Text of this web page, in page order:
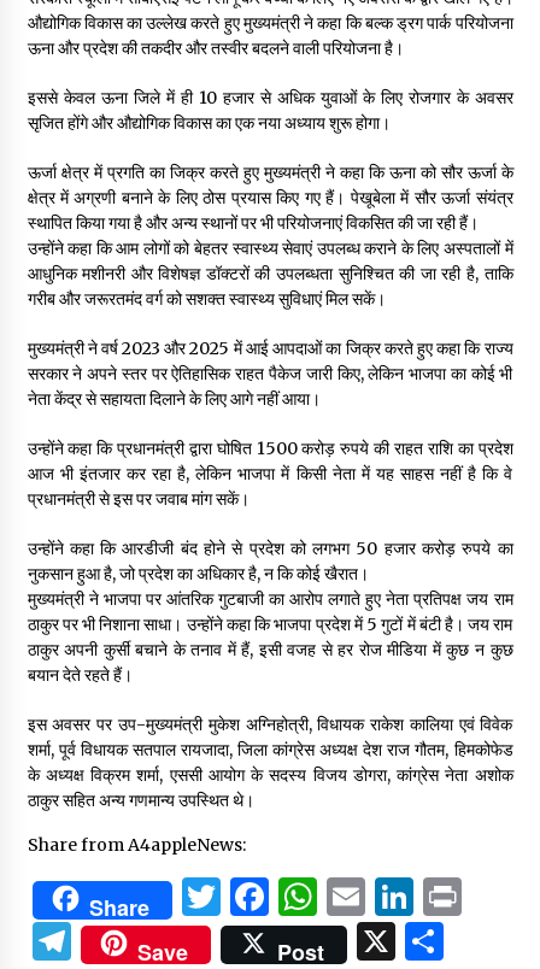
औद्योगिक विकास का उल्लेख करते हुए मुख्यमंत्री ने कहा कि बल्क ड्रग पार्क परियोजना
ऊना और प्रदेश की तकदीर और तस्वीर बदलने वाली परियोजना है।
इससे केवल ऊना जिले में ही 10 हजार से अधिक युवाओं के लिए रोजगार के अवसर
सृजित होंगे और औद्योगिक विकास का एक नया अध्याय शुरू होगा।
ऊर्जा क्षेत्र में प्रगति का जिक्र करते हुए मुख्यमंत्री ने कहा कि ऊना को सौर ऊर्जा के
क्षेत्र में अग्रणी बनाने के लिए ठोस प्रयास किए गए हैं। पेखूबेला में सौर ऊर्जा संयंत्र
स्थापित किया गया है और अन्य स्थानों पर भी परियोजनाएं विकसित की जा रही हैं।
उन्होंने कहा कि आम लोगों को बेहतर स्वास्थ्य सेवाएं उपलब्ध कराने के लिए अस्पतालों में
आधुनिक मशीनरी और विशेषज्ञ डॉक्टरों की उपलब्धता सुनिश्चित की जा रही है, ताकि
गरीब और जरूरतमंद वर्ग को सशक्त स्वास्थ्य सुविधाएं मिल सकें।
मुख्यमंत्री ने वर्ष 2023 और 2025 में आई आपदाओं का जिक्र करते हुए कहा कि राज्य
सरकार ने अपने स्तर पर ऐतिहासिक राहत पैकेज जारी किए, लेकिन भाजपा का कोई भी
नेता केंद्र से सहायता दिलाने के लिए आगे नहीं आया।
उन्होंने कहा कि प्रधानमंत्री द्वारा घोषित 1500 करोड़ रुपये की राहत राशि का प्रदेश
आज भी इंतजार कर रहा है, लेकिन भाजपा में किसी नेता में यह साहस नहीं है कि वे
प्रधानमंत्री से इस पर जवाब मांग सकें।
उन्होंने कहा कि आरडीजी बंद होने से प्रदेश को लगभग 50 हजार करोड़ रुपये का
नुकसान हुआ है, जो प्रदेश का अधिकार है, न कि कोई खैरात।
मुख्यमंत्री ने भाजपा पर आंतरिक गुटबाजी का आरोप लगाते हुए नेता प्रतिपक्ष जय राम
ठाकुर पर भी निशाना साधा। उन्होंने कहा कि भाजपा प्रदेश में 5 गुटों में बंटी है। जय राम
ठाकुर अपनी कुर्सी बचाने के तनाव में हैं, इसी वजह से हर रोज मीडिया में कुछ न कुछ
बयान देते रहते हैं।
इस अवसर पर उप-मुख्यमंत्री मुकेश अग्निहोत्री, विधायक राकेश कालिया एवं विवेक
शर्मा, पूर्व विधायक सतपाल रायजादा, जिला कांग्रेस अध्यक्ष देश राज गौतम, हिमकोफेड
के अध्यक्ष विक्रम शर्मा, एससी आयोग के सदस्य विजय डोगरा, कांग्रेस नेता अशोक
ठाकुर सहित अन्य गणमान्य उपस्थित थे।
Share from A4appleNews:
Share Twitter
Facebook
WhatsApp
Email
Telegram
Save Post X